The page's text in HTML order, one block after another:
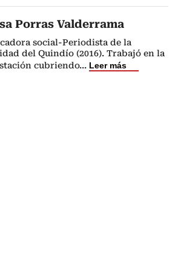
Porras Valderrama
social-Periodista de la
del Quindío (2016). Trabajó en la
cubriendo... Leer más